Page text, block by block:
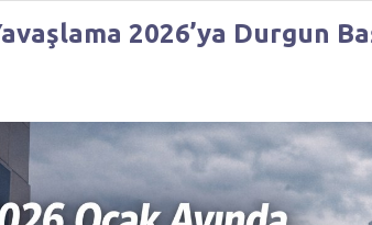
2026’ya Durgun